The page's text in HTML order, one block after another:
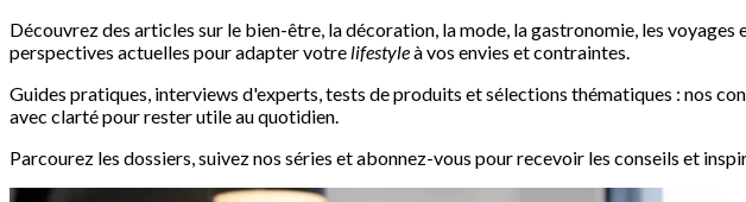
Découvrez des articles sur le bien-être, la décoration, la mode, la gastronomie, les
perspectives actuelles pour adapter votrelifestyleà vos envies et contraintes.
Guides pratiques, interviews d'experts, tests de produits et sélections thématiques : nos
avec clarté pour rester utile au quotidien.
Parcourez les dossiers, suivez nos séries et abonnez-vous pour recevoir les conseils et